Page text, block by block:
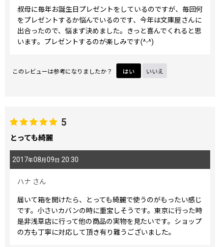
叔母に毎年お誕生日プレゼントをしているのですが、毎回何
をプレゼントするか悩んでいるのです、今年は文庫屋さんに
出合ったので、悩まず決めました。きっと喜んでくれると思
います。プレゼントするのが楽しみです(^-^)
このレビューは参考になりましたか？ はい いいえ
5
とっても綺麗
2017年08月09日 20:30
ハナ さん
届いて箱を開けたら、とっても綺麗で使うのがもったい感じ
です。小さいカバンの時に重宝しそうです。東京に行った時
是非浅草店に行って他の商品の実物を見たいです。ショップ
の方も丁寧に対応して頂き有り難うございました。